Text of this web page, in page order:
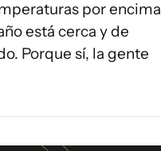
por encima
está cerca y de
Porque sí, la gente